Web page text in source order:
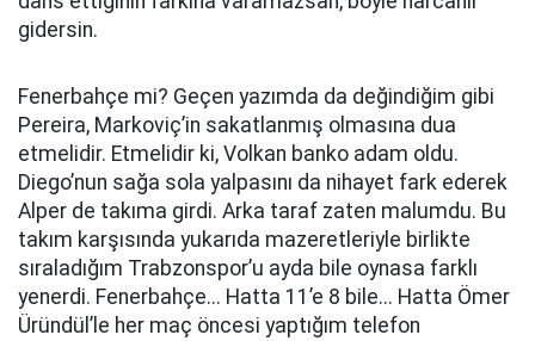
gidersin.
Fenerbahçe mi? Geçen yazımda da değindiğim gibi
Pereira, Markoviç’in sakatlanmış olmasına dua
etmelidir. Etmelidir ki, Volkan banko adam oldu.
Diego’nun sağa sola yalpasını da nihayet fark ederek
Alper de takıma girdi. Arka taraf zaten malumdu. Bu
takım karşısında yukarıda mazeretleriyle birlikte
sıraladığım Trabzonspor’u ayda bile oynasa farklı
yenerdi. Fenerbahçe... Hatta 11’e 8 bile... Hatta Ömer
Üründül’le her maç öncesi yaptığım telefon